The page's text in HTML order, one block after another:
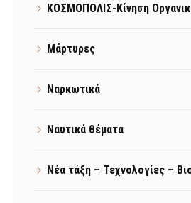
ΚΟΣΜΟΠΟΛΙΣ-Κίνηση
Μάρτυρες
Ναρκωτικά
Ναυτικά θέματα
Νέα τάξη – Τεχνολογίες –